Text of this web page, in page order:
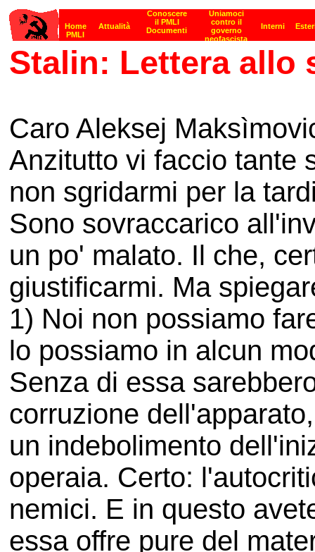
Stalin: Lettera allo
Caro Aleksej
Anzitutto vi faccio tante
non sgridarmi per la
Sono sovraccarico
un po' malato. Il che,
giustificarmi. Ma
1) Noi non possiamo
lo possiamo in alcun
Senza di essa
corruzione
un indebolimento
operaia. Certo:
nemici. E in questo
essa offre pure del